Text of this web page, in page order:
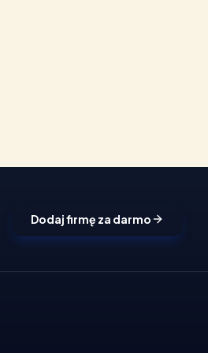
Dodaj firmę za darmo